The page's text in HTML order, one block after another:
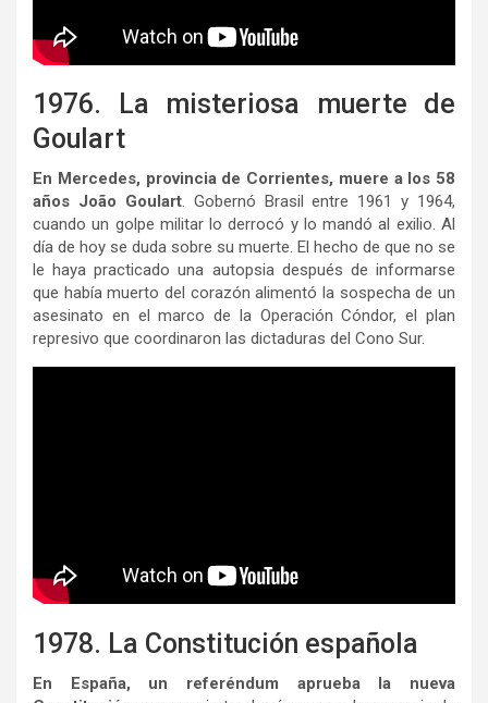
1976. La misteriosa muerte de
Goulart
En Mercedes, provincia de Corrientes, muere a los 58
años João Goulart. Gobernó Brasil entre 1961 y 1964,
cuando un golpe militar lo derrocó y lo mandó al exilio. Al
día de hoy se duda sobre su muerte. El hecho de que no se
le haya practicado una autopsia después de informarse
que había muerto del corazón alimentó la sospecha de un
asesinato en el marco de la Operación Cóndor, el plan
represivo que coordinaron las dictaduras del Cono Sur.
1978. La Constitución española
En España, un referéndum aprueba la nueva